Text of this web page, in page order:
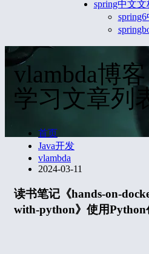
spring中文文
vlambda博客
学习文章列
首页
Java开发
vlambda
2024-03-11
读书笔记《hands-on-
with-python》使用Python